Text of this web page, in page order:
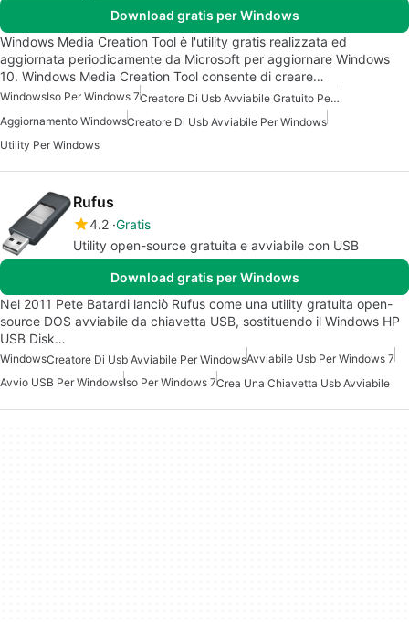
Download gratis per Windows
Windows Media Creation Tool è l'utility gratis realizzata ed
aggiornata periodicamente da Microsoft per aggiornare Windows
10. Windows Media Creation Tool consente di creare…
WindowsIso Per Windows 7
Creatore Di Usb Avviabile Gratuito Per Windows
Aggiornamento WindowsCreatore Di Usb Avviabile Per Windows
Utility Per Windows
Rufus
4.2 Gratis
Utility open-source gratuita e avviabile con USB
Download gratis per Windows
Nel 2011 Pete Batardi lanciò Rufus come una utility gratuita open-
source DOS avviabile da chiavetta USB, sostituendo il Windows HP
USB Disk…
WindowsCreatore Di Usb Avviabile Per WindowsAvviabile Usb Per Windows 7
Avvio USB Per WindowsIso Per Windows 7Crea Una Chiavetta Usb Avviabile